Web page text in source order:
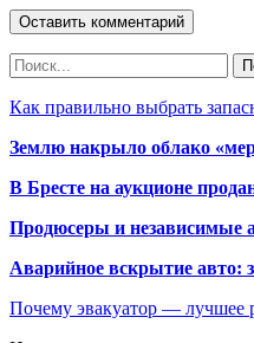
Как правильно выбрать
Землю накрыло облако
В Бресте на аукционе
Продюсеры и независимые
Аварийное вскрытие авто:
Почему эвакуатор — лучшее